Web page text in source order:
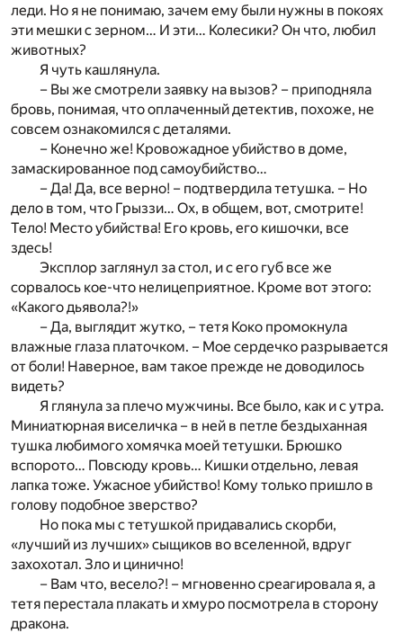
леди. Но я не понимаю, зачем ему были нужны в покоях
эти мешки с зерном… И эти… Колесики? Он что, любил
животных?
Я чуть кашлянула.
– Вы же смотрели заявку на вызов? – приподняла
бровь, понимая, что оплаченный детектив, похоже, не
совсем ознакомился с деталями.
– Конечно же! Кровожадное убийство в доме,
замаскированное под самоубийство…
– Да! Да, все верно! – подтвердила тетушка. – Но
дело в том, что Грыззи… Ох, в общем, вот, смотрите!
Тело! Место убийства! Его кровь, его кишочки, все
здесь!
Эксплор заглянул за стол, и с его губ все же
сорвалось кое-что нелицеприятное. Кроме вот этого:
«Какого дьявола?!»
– Да, выглядит жутко, – тетя Коко промокнула
влажные глаза платочком. – Мое сердечко разрывается
от боли! Наверное, вам такое прежде не доводилось
видеть?
Я глянула за плечо мужчины. Все было, как и с утра.
Миниатюрная виселичка – в ней в петле бездыханная
тушка любимого хомячка моей тетушки. Брюшко
вспорото… Повсюду кровь… Кишки отдельно, левая
лапка тоже. Ужасное убийство! Кому только пришло в
голову подобное зверство?
Но пока мы с тетушкой придавались скорби,
«лучший из лучших» сыщиков во вселенной, вдруг
захохотал. Зло и цинично!
– Вам что, весело?! – мгновенно среагировала я, а
тетя перестала плакать и хмуро посмотрела в сторону
дракона.